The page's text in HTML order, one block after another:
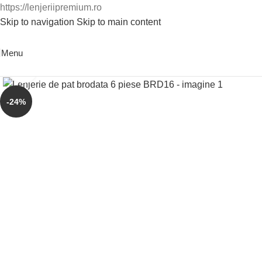
https://lenjeriipremium.ro
Skip to navigation Skip to main content
Menu
-24%